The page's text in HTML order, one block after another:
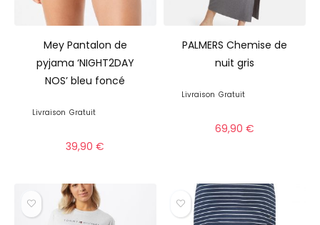
Mey Pantalon de
pyjama ‘NIGHT2DAY
NOS’ bleu foncé
Livraison Gratuit
39,90€
PALMERS Chemise de
nuit gris
Livraison Gratuit
69,90 €